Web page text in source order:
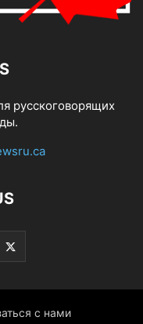
русскоговорящих
с нами